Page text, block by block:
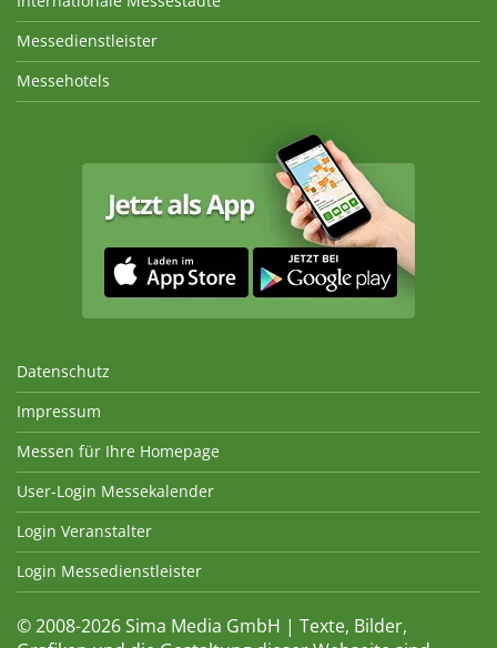
Messedienstleister
Messehotels
Datenschutz
Impressum
Messen für Ihre Homepage
User-Login Messekalender
Login Veranstalter
Login Messedienstleister
© 2008-2026 Sima Media GmbH | Texte, Bilder,